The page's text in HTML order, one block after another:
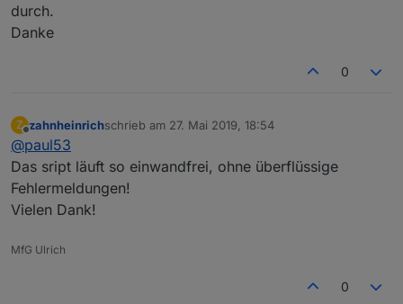
durch.
Danke
0
Z
Offline
zahnheinrichschrieb am 27. Mai 2019, 18:54
zuletzt editiert von
@paul53
Das sript läuft so einwandfrei, ohne überflüssige
Fehlermeldungen!
Vielen Dank!
MfG Ulrich
0